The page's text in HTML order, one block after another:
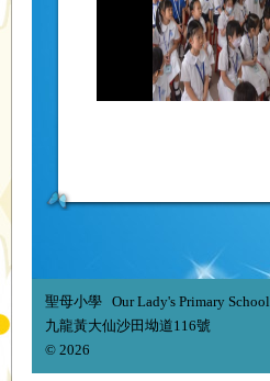
聖母小學 Our Lady's Primary School
九龍黃大仙沙田坳道116號
© 2026